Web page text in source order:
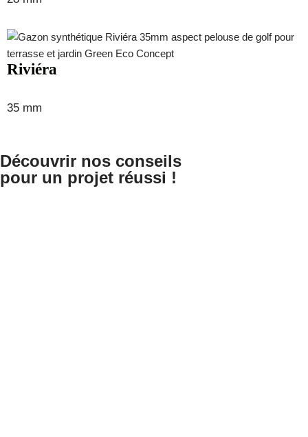
Riviéra
35 mm
Découvrir nos conseils
pour un projet réussi !